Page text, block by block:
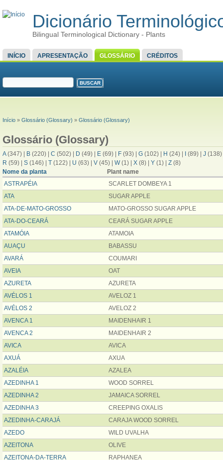
Dicionário
Bilingual Terminological Dictionary - Plants
MENU PRINCIPAL
INÍCIO APRESENTAÇÃO GLOSSÁRIO CRÉDITOS
FORMULÁRIO DE BUSCA
VOCÊ ESTÁ AQUI
Início » Glossário (Glossary) » Glossário (Glossary)
Glossário (Glossary)
A(347) | B (220) | C (502) | D (49) | E (69) | F (93) | G (102) | H (24) | I (89) | J (138)
R (59) | S (146) | T (122) | U (63) | V (45) | W(1) | X (8) | Y (1) | Z (8)
Nome da planta
Plant name
ASTRAPÉIA
SCARLET DOMBEYA 1
ATA
SUGAR APPLE
ATA-DE-MATO-GROSSO
MATO-GROSSO SUGAR APPLE
ATA-DO-CEARÁ
CEARÁ SUGAR APPLE​​​​​​​
ATAMÓIA
ATAMOIA
AUAÇU
BABASSU
AVARÁ
COUMARI
AVEIA
OAT
AZURETA
AZURETA
AVÉLOS 1
AVELOZ 1
AVÉLOS 2
AVELOZ 2
AVENCA 1
MAIDENHAIR 1
AVENCA 2
MAIDENHAIR 2
AVICA
AVICA
AXUÁ
AXUA
AZALÉIA
AZALEA
AZEDINHA 1
WOOD SORREL
AZEDINHA 2
JAMAICA SORREL
AZEDINHA 3
CREEPING OXALIS
AZEDINHA-CARAJÁ
CARAJA WOOD SORREL
AZEDO
WILD UVALHA
AZEITONA
OLIVE
AZEITONA-DA-TERRA
RAPHANEA